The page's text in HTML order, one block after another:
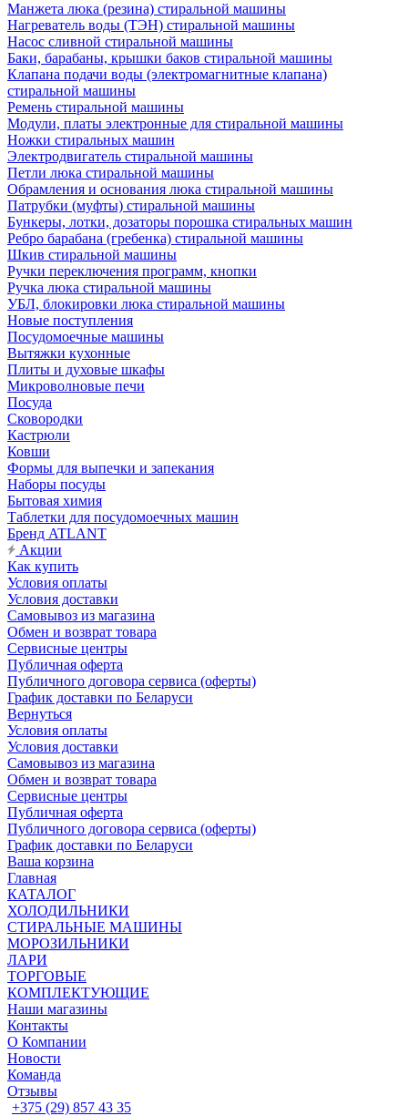
Манжета люка (резина) стиральной машины
Нагреватель воды (ТЭН) стиральной машины
Насос сливной стиральной машины
Баки, барабаны, крышки баков стиральной машины
Клапана подачи воды (электромагнитные клапана)
стиральной машины
Ремень стиральной машины
Модули, платы электронные для стиральной машины
Ножки стиральных машин
Электродвигатель стиральной машины
Петли люка стиральной машины
Обрамления и основания люка стиральной машины
Патрубки (муфты) стиральной машины
Бункеры, лотки, дозаторы порошка стиральных машин
Ребро барабана (гребенка) стиральной машины
Шкив стиральной машины
Ручки переключения программ, кнопки
Ручка люка стиральной машины
УБЛ, блокировки люка стиральной машины
Новые поступления
Посудомоечные машины
Вытяжки кухонные
Плиты и духовые шкафы
Микроволновые печи
Посуда
Сковородки
Кастрюли
Ковши
Формы для выпечки и запекания
Наборы посуды
Бытовая химия
Таблетки для посудомоечных машин
Бренд ATLANT
Акции
Как купить
Условия оплаты
Условия доставки
Самовывоз из магазина
Обмен и возврат товара
Сервисные центры
Публичная оферта
Публичного договора сервиса (оферты)
График доставки по Беларуси
Вернуться
Условия оплаты
Условия доставки
Самовывоз из магазина
Обмен и возврат товара
Сервисные центры
Публичная оферта
Публичного договора сервиса (оферты)
График доставки по Беларуси
Ваша корзина
Главная
КАТАЛОГ
ХОЛОДИЛЬНИКИ
СТИРАЛЬНЫЕ МАШИНЫ
МОРОЗИЛЬНИКИ
ЛАРИ
ТОРГОВЫЕ
КОМПЛЕКТУЮЩИЕ
Наши магазины
Контакты
О Компании
Новости
Команда
Отзывы
+375 (29) 857 43 35